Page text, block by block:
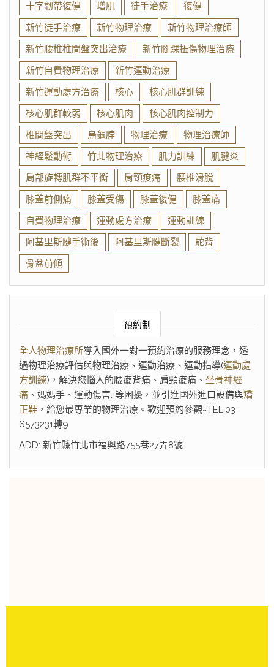
十字韌帶復健 增肌 徒手治療
復健
新竹徒手治療
新竹物理治療
新竹物理治療師
新竹腰椎椎間盤突出治療
新竹腳踝扭傷物理治療
新竹自費物理治療
新竹運動治療
新竹運動處方治療
核心
核心肌群訓練
核心肌群較弱
核心肌肉
核心肌肉控制力
椎間盤突出
烏龜脖 物理治療
物理治療師
神經鬆動術
竹北物理治療 肌力訓練
肌腱炎
肩部旋轉肌群不平衡
肩頸痠痛
腰椎滑脫
膝蓋前側痛
膝蓋受傷 膝蓋復健
膝蓋痛
自費物理治療
運動處方治療
運動訓練
阿基里斯腱手術後
阿基里斯腱斷裂
駝背
骨盆前傾
預約制
全人物理治療所導入國外一對一預約治療的服務理念，透
過物理治療評估與物理治療、運動治療、運動指導(運動處
方訓練)，解決您惱人的腰痠背痛、肩頸痠痛、 坐骨神經
痛 、媽媽手、運動傷害…等困擾，並引進國外進口設備與矯
正鞋 ，給您最專業的物理治療。歡迎預約參觀~TEL:03-
6573231轉9
ADD: 新竹縣竹北市福興路755巷27弄8號